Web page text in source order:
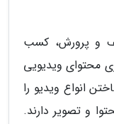
و پرورش، کسب
محتوای ویدیویی
انواع ویدیو را
و تصویر دارند.